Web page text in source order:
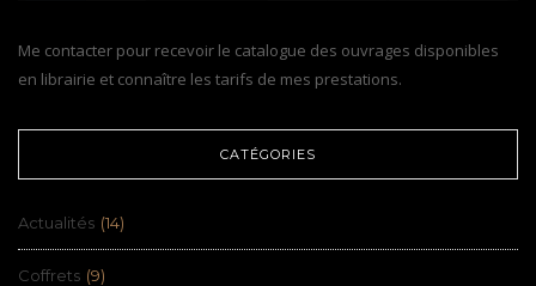
Me contacter pour recevoir le catalogue des ouvrages disponibles
en librairie et connaître les tarifs de mes prestations.
CATÉGORIES
Actualités (14)
Coffrets (9)